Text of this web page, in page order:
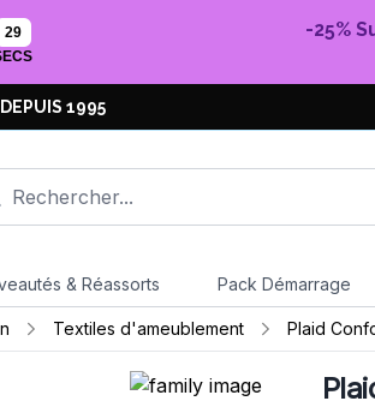
29
-25%
1995
& Réassorts Pack Démarrage
Textiles d'ameublement Plaid